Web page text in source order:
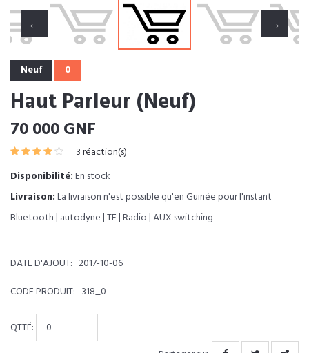
Neuf 0
Haut Parleur (Neuf)
70 000 GNF
3 réaction(s)
Disponibilité:En stock
Livraison:La livraison n'est possible qu'en Guinée pour l'instant
Bluetooth | autodyne | TF | Radio | AUX switching
DATE D'AJOUT: 2017-10-06
CODE PRODUIT: 318_0
QTTÉ: